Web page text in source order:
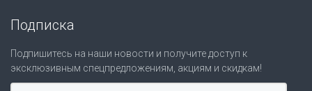
Подписка
Подпишитесь на наши новости и получите доступ к
эксклюзивным спецпредложениям, акциям и скидкам!